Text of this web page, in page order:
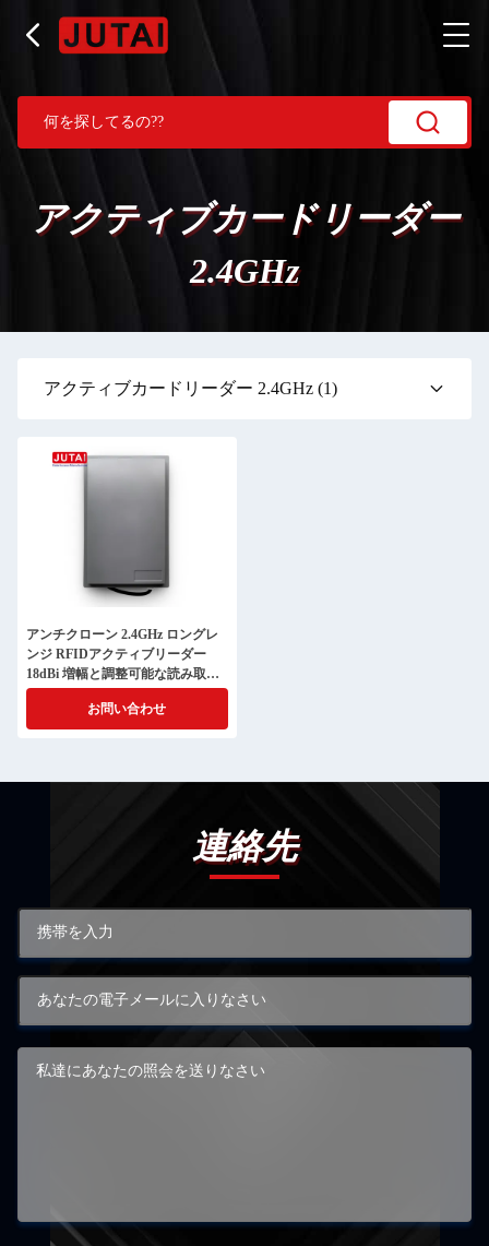
アクティブカードリーダー
2.4GHz
アクティブカードリーダー 2.4GHz (1)
アンチクローン 2.4GHz ロングレ
ンジ RFIDアクティブリーダー
18dBi 増幅と調整可能な読み取り
距離 32ビットARM Cortex-M3で
動いていますお問い合わせ
連絡先